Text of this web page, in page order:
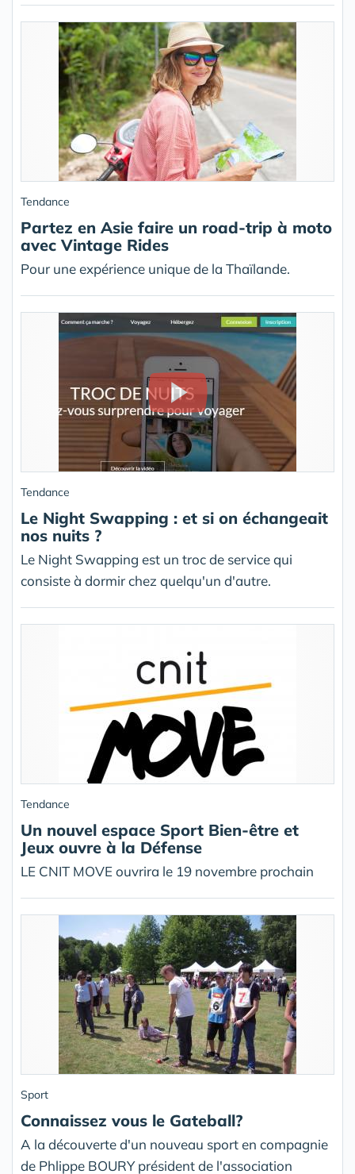
Tendance
Partez en Asie faire un road-trip à moto
avec Vintage Rides
Pour une expérience unique de la Thaïlande.
Tendance
Le Night Swapping : et si on échangeait
nos nuits ?
Le Night Swapping est un troc de service qui
consiste à dormir chez quelqu'un d'autre.
Tendance
Un nouvel espace Sport Bien-être et
Jeux ouvre à la Défense
LE CNIT MOVE ouvrira le 19 novembre prochain
Sport
Connaissez vous le Gateball?
A la découverte d'un nouveau sport en compagnie
de Phlippe BOURY président de l'association